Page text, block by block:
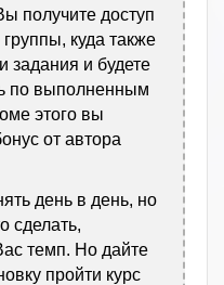
получите доступ
куда также
задания и будете
по выполненным
этого вы
от автора
день в день, но
сделать,
темп. Но дайте
пройти курс